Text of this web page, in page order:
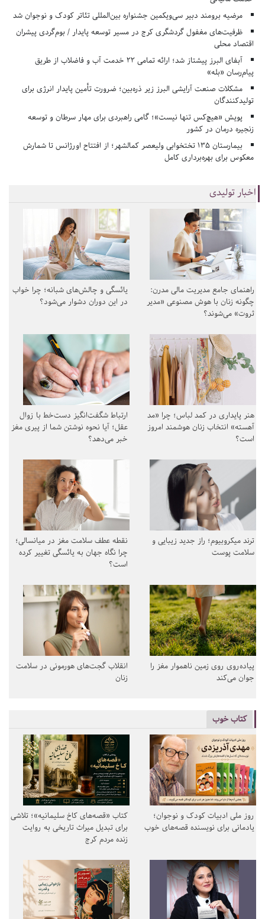
مرضیه برومند دبیر سی‌ویکمین جشنواره بین‌المللی تئاتر کودک و نوجوان شد
ظرفیت‌های مغفول گردشگری کرج در مسیر توسعه پایدار / بوم‌گردی پیشران
اقتصاد محلی
آبفای البرز پیشتاز شد؛ ارائه تمامی ۲۲ خدمت آب و فاضلاب از طریق
پیام‌رسان «بله»
مشکلات صنعت آرایشی البرز زیر ذره‌بین؛ ضرورت تأمین پایدار انرژی برای
تولیدکنندگان
پویش «هیچ‌کس تنها نیست»؛ گامی راهبردی برای مهار سرطان و توسعه
زنجیره درمان در کشور
بیمارستان ۱۳۵ تختخوابی ولیعصر کمالشهر؛ از افتتاح اورژانس تا شمارش
معکوس برای بهره‌برداری کامل
اخبار تولیدی
راهنمای جامع مدیریت مالی مدرن:
چگونه زنان با هوش مصنوعی «مدیر
ثروت» می‌شوند؟
یائسگی و چالش‌های شبانه؛ چرا خواب
در این دوران دشوار می‌شود؟
هنر پایداری در کمد لباس؛ چرا «مد
آهسته» انتخاب زنان هوشمند امروز
است؟
ارتباط شگفت‌انگیز دست‌خط با زوال
عقل؛ آیا نحوه نوشتن شما از پیری مغز
خبر می‌دهد؟
ترند میکروبیوم؛ راز جدید زیبایی و
سلامت پوست
نقطه عطف سلامت مغز در میانسالی؛
چرا نگاه جهان به یائسگی تغییر کرده
است؟
پیاده‌روی روی زمین ناهموار مغز را
جوان می‌کند
انقلاب گجت‌های هورمونی در سلامت
زنان
کتاب خوب
روز ملی ادبیات کودک و نوجوان؛
یادمانی برای نویسنده قصه‌های خوب
کتاب «قصه‌های کاخ سلیمانیه»؛ تلاشی
برای تبدیل میراث تاریخی به روایت
زنده مردم کرج